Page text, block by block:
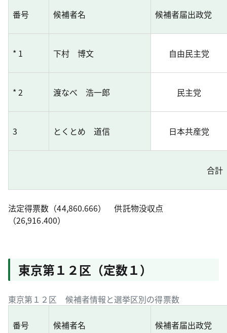
番号 候補者名 候補者届出政党
* 1 下村 博文 自由民主党
* 2 渡なべ 浩一郎 民主党
3 とくとめ 道信 日本共産党
合計
法定得票数（44,860.666） 供託物没収点
（26,916.400）
東京第１２区（定数１）
東京第１２区 候補者情報と選挙区別の得票数
番号 候補者名 候補者届出政党